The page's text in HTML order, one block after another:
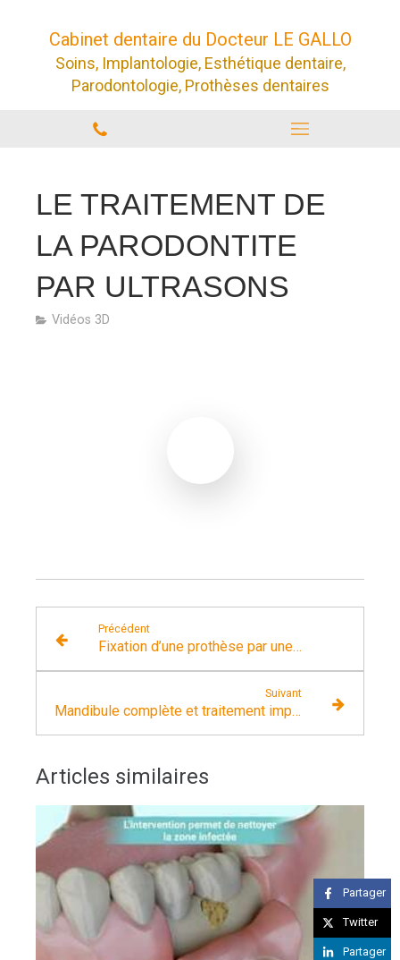
Cabinet dentaire du Docteur LE GALLO
Soins, Implantologie, Esthétique dentaire,
Parodontologie, Prothèses dentaires
LE TRAITEMENT DE
LA PARODONTITE
PAR ULTRASONS
Vidéos 3D
Précédent
Fixation d’une prothèse par une barre sur 4 implants
Suivant
Mandibule complète et traitement implantaire pour un bridge fixe vissé
Articles similaires
Partager
Twitter
Partager